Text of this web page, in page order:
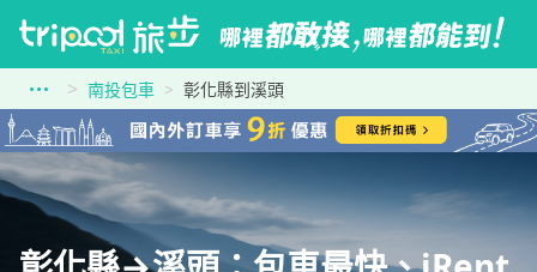
南投包車 彰化縣到溪頭